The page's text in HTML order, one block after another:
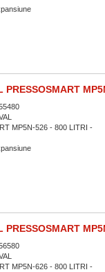
PRESSOSMART
MP5N-526 - 800 LITRI -
PRESSOSMART
MP5N-626 - 800 LITRI -